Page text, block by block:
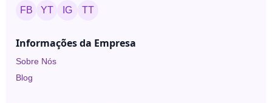
FB YT IG TT
Informações da Empresa
Sobre Nós
Blog